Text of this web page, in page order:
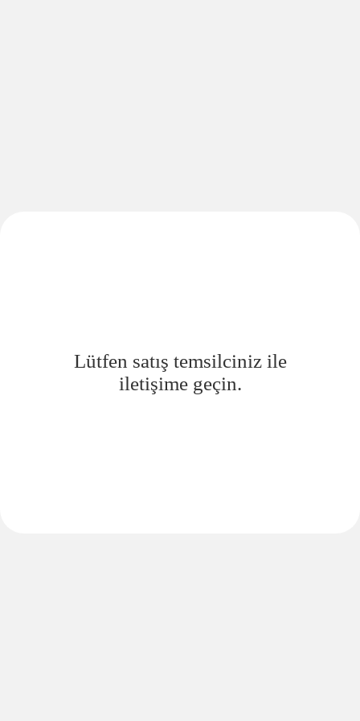
Lütfen satış temsilciniz ile
iletişime geçin.